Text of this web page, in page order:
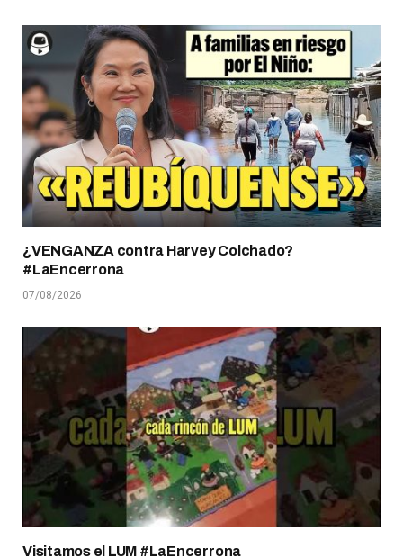
¿VENGANZA contra Harvey Colchado?
#LaEncerrona
07/08/2026
Visitamos el LUM #LaEncerrona